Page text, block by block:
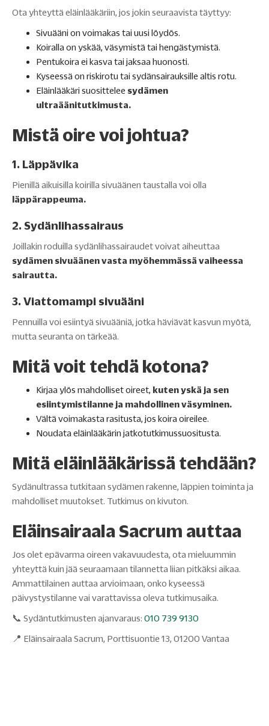
Ota yhteyttä eläinlääkäriin, jos jokin seuraavista täyttyy:
Sivuääni on voimakas tai uusi löydös.
Koiralla on yskää, väsymistä tai hengästymistä.
Pentukoira ei kasva tai jaksaa huonosti.
Kyseessä on riskirotu tai sydänsairauksille altis rotu.
Eläinlääkäri suosittelee sydämen
ultraäänitutkimusta.
Mistä oire voi johtua?
1. Läppävika
Pienillä aikuisilla koirilla sivuäänen taustalla voi olla
läppärappeuma.
2. Sydänlihassairaus
Joillakin roduilla sydänlihassairaudet voivat aiheuttaa
sydämen sivuäänen vasta myöhemmässä vaiheessa
sairautta.
3. Viattomampi sivuääni
Pennuilla voi esiintyä sivuääniä, jotka häviävät kasvun myötä,
mutta seuranta on tärkeää.
Mitä voit tehdä kotona?
Kirjaa ylös mahdolliset oireet, kuten yskä ja sen
esiintymistilanne ja mahdollinen väsyminen.
Vältä voimakasta rasitusta, jos koira oireilee.
Noudata eläinlääkärin jatkotutkimussuositusta.
Mitä eläinlääkärissä tehdään?
Sydänultrassa tutkitaan sydämen rakenne, läppien toiminta ja
mahdolliset muutokset. Tutkimus on kivuton.
Eläinsairaala Sacrum auttaa
Jos olet epävarma oireen vakavuudesta, ota mieluummin
yhteyttä kuin jää seuraamaan tilannetta liian pitkäksi aikaa.
Ammattilainen auttaa arvioimaan, onko kyseessä
päivystystilanne vai varattavissa oleva tutkimusaika.
📞 Sydäntutkimusten ajanvaraus: 010 739 9130
📍 Eläinsairaala Sacrum, Porttisuontie 13, 01200 Vantaa